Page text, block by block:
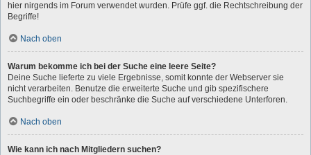
hier nirgends im Forum verwendet wurden. Prüfe ggf. die Rechtschreibung der
Begriffe!
Nach oben
Warum bekomme ich bei der Suche eine leere Seite?
Deine Suche lieferte zu viele Ergebnisse, somit konnte der Webserver sie
nicht verarbeiten. Benutze die erweiterte Suche und gib spezifischere
Suchbegriffe ein oder beschränke die Suche auf verschiedene Unterforen.
Nach oben
Wie kann ich nach Mitgliedern suchen?